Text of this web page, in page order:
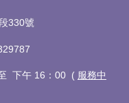
330號
下午 16：00 ( 服務中